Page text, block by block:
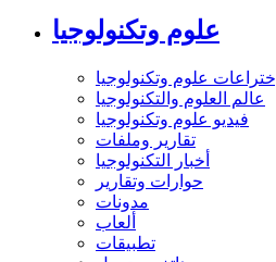
علوم وتكنولوجيا
إختراعات علوم وتكنولوجيا
عالم العلوم والتكنولوجيا
فيديو علوم وتكنولوجيا
تقارير وملفات
أخبار التكنولوجيا
حوارات وتقارير
مدونات
ألعاب
تطبيقات